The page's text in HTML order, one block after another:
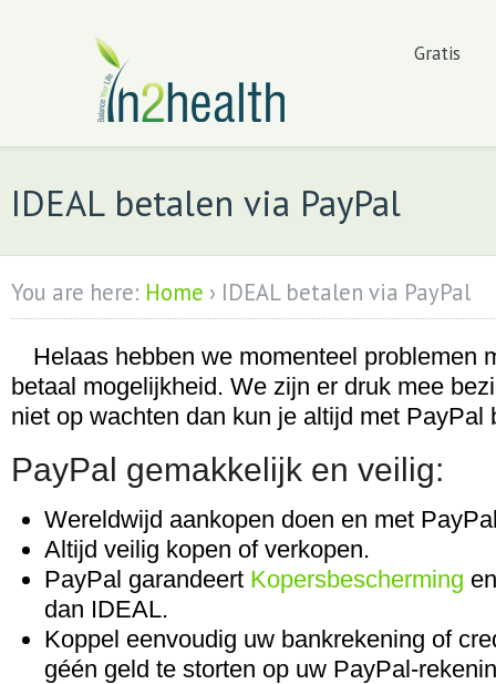
Gratis
IDEAL betalen via PayPal
You are here: Home › IDEAL betalen via PayPal
Helaas hebben we momenteel problemen
betaal mogelijkheid. We zijn er druk mee
niet op wachten dan kun je altijd met PayPal
PayPal gemakkelijk en veilig:
Wereldwijd aankopen doen en met
Altijd veilig kopen of verkopen.
PayPal garandeert Kopersbescherming
dan IDEAL.
Koppel eenvoudig uw bankrekening of
géén geld te storten op uw PayPal-